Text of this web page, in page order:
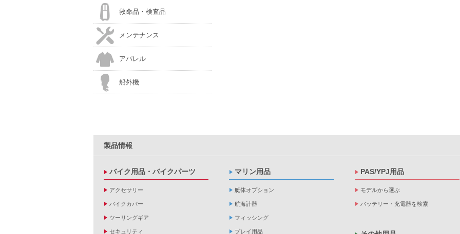
救命品・検査品
メンテナンス
アパレル
船外機
製品情報
バイク用品・バイクパーツ
アクセサリー
バイクカバー
ツーリングギア
セキュリティ
マリン用品
艇体オプション
航海計器
フィッシング
プレイ用品
PAS/YPJ用品
モデルから選ぶ
バッテリー・充電器を検索